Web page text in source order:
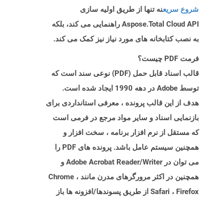
شروع سریعنه تنها از طریق اولیه سازی
Aspose.Total Cloud API راهنمایی می کند، بلکه
به نصب کتابخانه های مورد نیاز نیز کمک می کند.
فرمت PDF چیست؟
قالب اسناد قابل حمل (PDF) نوعی سند است که
توسط Adobe در دهه 1990 ایجاد شده است.
هدف از این قالب پرونده ، معرفی استانداردی برای
بازنمایی اسناد و سایر مواد مرجع در فرمی است
که مستقل از نرم افزار برنامه ، سخت افزار و
همچنین سیستم عامل باشد. پرونده های PDF را
می توان در Adobe Acrobat Reader/Writer و
همچنین در اکثر مرورگرهای مدرن مانند Chrome ،
Safari ، Firefox از طریق پسوندها/افزونه ها باز